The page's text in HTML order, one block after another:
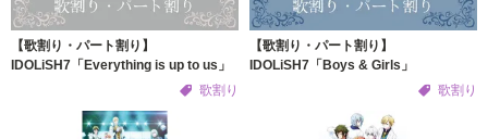
【歌割り・パート割り】
IDOLiSH7「Everything is up to us」
歌割り
【歌割り・パート割り】
IDOLiSH7「Boys & Girls」
歌割り